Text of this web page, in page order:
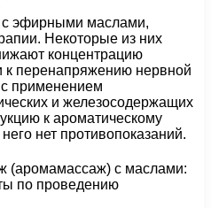
эфирными маслами,
Некоторые из них
концентрацию
к перенапряжению нервной
применением
и железосодержащих
к ароматическому
нет противопоказаний.